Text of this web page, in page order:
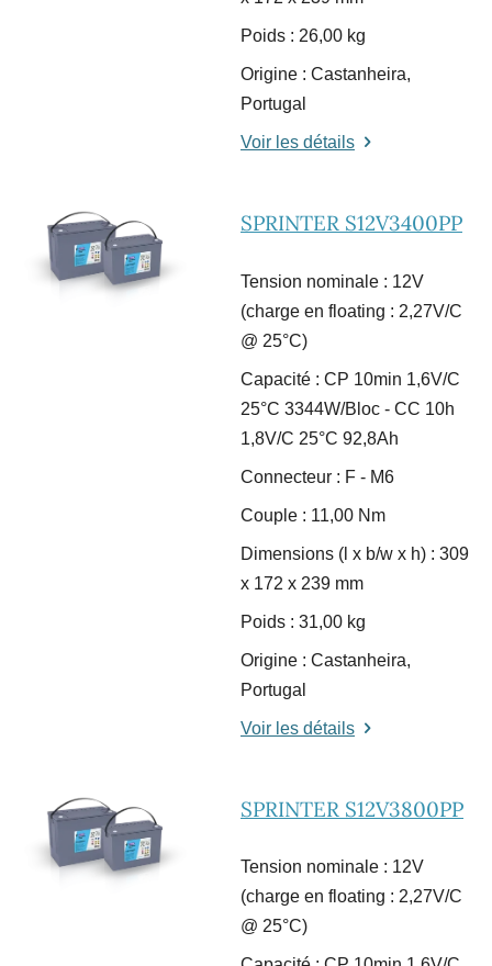
Poids : 26,00 kg
Origine : Castanheira,
Portugal
Voir les détails
SPRINTER S12V3400PP
Tension nominale : 12V
(charge en floating : 2,27V/C
@ 25°C)
Capacité : CP 10min 1,6V/C
25°C 3344W/Bloc - CC 10h
1,8V/C 25°C 92,8Ah
Connecteur : F - M6
Couple : 11,00 Nm
Dimensions (l x b/w x h) : 309
x 172 x 239 mm
Poids : 31,00 kg
Origine : Castanheira,
Portugal
Voir les détails
SPRINTER S12V3800PP
Tension nominale : 12V
(charge en floating : 2,27V/C
@ 25°C)